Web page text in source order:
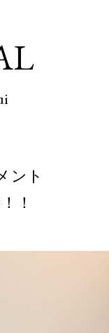
ント
！